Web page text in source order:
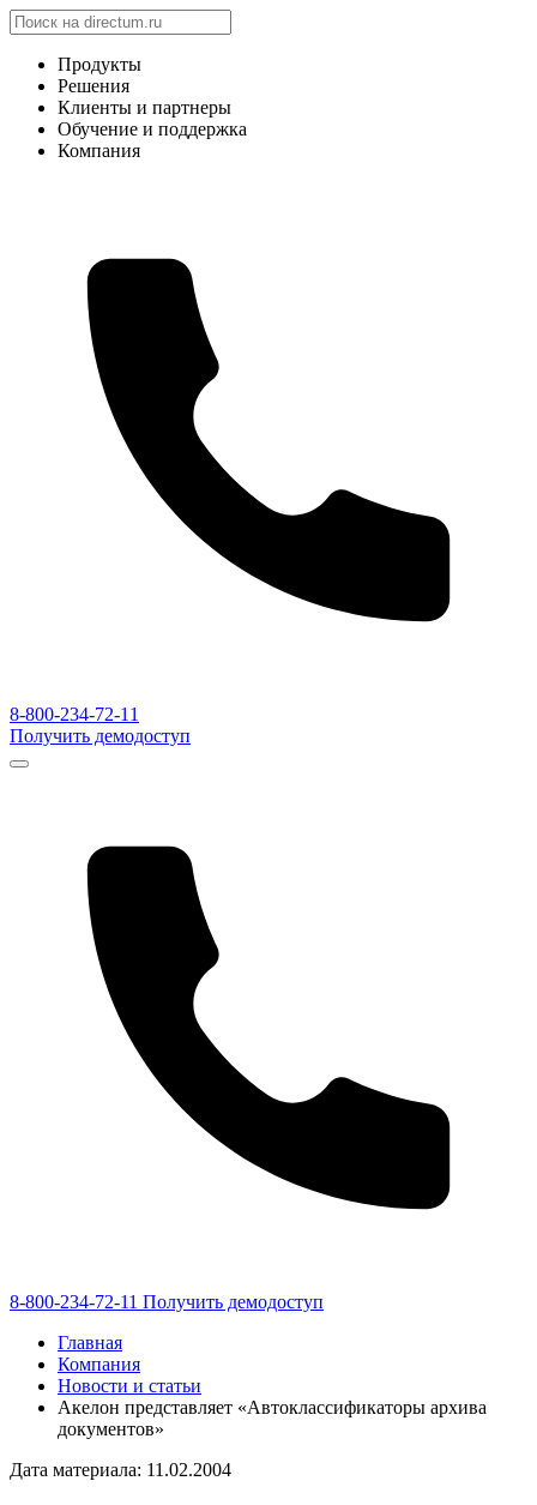
Продукты
Решения
Клиенты и партнеры
Обучение и поддержка
Компания
8-800-234-72-11
Получить демодоступ
8-800-234-72-11 Получить демодоступ
Главная
Компания
Новости и статьи
Акелон представляет «Автоклассификаторы архива
документов»
Дата материала: 11.02.2004